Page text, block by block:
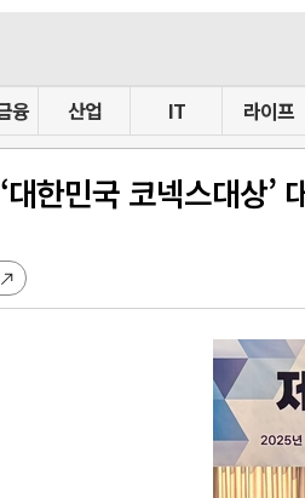
융 산업 IT 라이프
한민국 코넥스대상’